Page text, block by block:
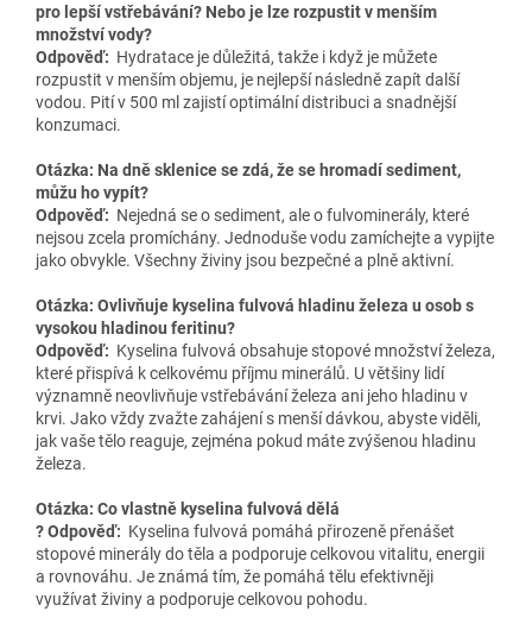
pro lepší vstřebávání? Nebo je lze rozpustit v menším
množství vody?
Odpověď: Hydratace je důležitá, takže i když je můžete
rozpustit v menším objemu, je nejlepší následně zapít další
vodou. Pití v 500 ml zajistí optimální distribuci a snadnější
konzumaci.
Otázka: Na dně sklenice se zdá, že se hromadí sediment,
můžu ho vypít?
Odpověď: Nejedná se o sediment, ale o fulvominerály, které
nejsou zcela promíchány. Jednoduše vodu zamíchejte a vypijte
jako obvykle. Všechny živiny jsou bezpečné a plně aktivní.
Otázka: Ovlivňuje kyselina fulvová hladinu železa u osob s
vysokou hladinou feritinu?
Odpověď: Kyselina fulvová obsahuje stopové množství železa,
které přispívá k celkovému příjmu minerálů. U většiny lidí
významně neovlivňuje vstřebávání železa ani jeho hladinu v
krvi. Jako vždy zvažte zahájení s menší dávkou, abyste viděli,
jak vaše tělo reaguje, zejména pokud máte zvýšenou hladinu
železa.
Otázka: Co vlastně kyselina fulvová dělá
? Odpověď: Kyselina fulvová pomáhá přirozeně přenášet
stopové minerály do těla a podporuje celkovou vitalitu, energii
a rovnováhu. Je známá tím, že pomáhá tělu efektivněji
využívat živiny a podporuje celkovou pohodu.